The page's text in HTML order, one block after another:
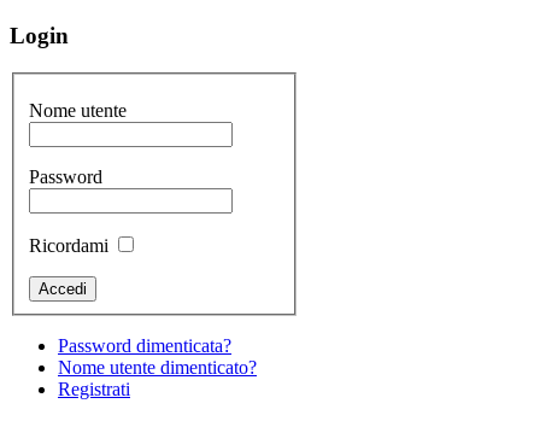
Login
Nome utente
Password
Ricordami
Password dimenticata?
Nome utente dimenticato?
Registrati